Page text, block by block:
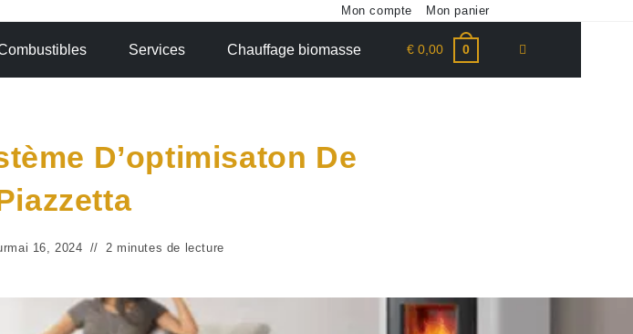
Mon compte Mon panier
Services Chauffage biomasse € 0,00 0
D’optimisaton De
mai 16, 2024 2 minutes de lecture